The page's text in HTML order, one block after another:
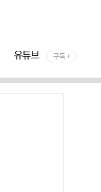
유튜브 구독 +